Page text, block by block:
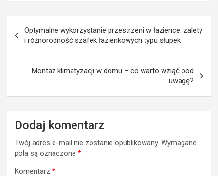
wpisu
Optymalne wykorzystanie przestrzeni w łazience: zalety
i różnorodność szafek łazienkowych typu słupek
Montaż klimatyzacji w domu – co warto wziąć pod
uwagę?
Dodaj komentarz
Twój adres e-mail nie zostanie opublikowany. Wymagane
pola są oznaczone *
Komentarz *